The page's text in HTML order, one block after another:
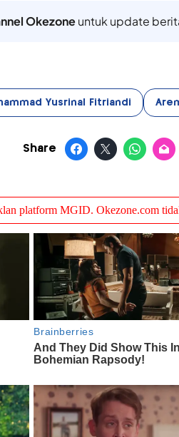
Okezoneuntuk update
Yusrinal Fitriandi
Share